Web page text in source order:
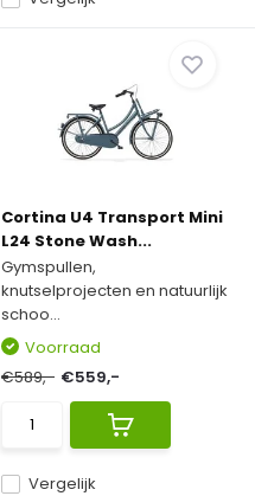
Cortina U4 Transport Mini
L24 Stone Wash...
Gymspullen,
knutselprojecten en natuurlijk
schoo...
Vergelijk
Voorraad
€589,- €559,-